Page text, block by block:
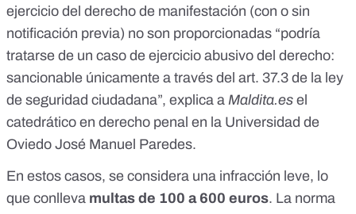
ejercicio del derecho de manifestación (con o sin
notificación previa) no son proporcionadas “podría
tratarse de un caso de ejercicio abusivo del derecho:
sancionable únicamente a través del art. 37.3 de la ley
de seguridad ciudadana”, explica a Maldita.es el
catedrático en derecho penal en la Universidad de
Oviedo José Manuel Paredes.
En estos casos, se considera una infracción leve, lo
que conlleva multas de 100 a 600 euros. La norma